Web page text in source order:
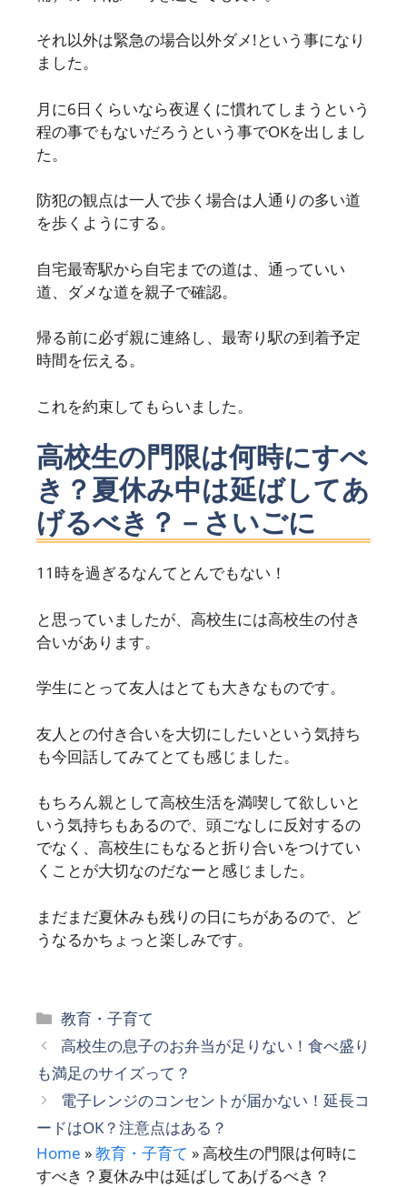
それ以外は緊急の場合以外ダメ!という事になり
ました。
月に6日くらいなら夜遅くに慣れてしまうという
程の事でもないだろうという事でOKを出しまし
た。
防犯の観点は一人で歩く場合は人通りの多い道
を歩くようにする。
自宅最寄駅から自宅までの道は、通っていい
道、ダメな道を親子で確認。
帰る前に必ず親に連絡し、最寄り駅の到着予定
時間を伝える。
これを約束してもらいました。
高校生の門限は何時にすべ
き？夏休み中は延ばしてあ
げるべき？－さいごに
11時を過ぎるなんてとんでもない！
と思っていましたが、高校生には高校生の付き
合いがあります。
学生にとって友人はとても大きなものです。
友人との付き合いを大切にしたいという気持ち
も今回話してみてとても感じました。
もちろん親として高校生活を満喫して欲しいと
いう気持ちもあるので、頭ごなしに反対するの
でなく、高校生にもなると折り合いをつけてい
くことが大切なのだなーと感じました。
まだまだ夏休みも残りの日にちがあるので、ど
うなるかちょっと楽しみです。
カ
テ
リ
ー
教育・子育て
高校生の息子のお弁当が足りない！食べ盛り
も満足のサイズって？
電子レンジのコンセントが届かない！延長コ
ードはOK？注意点はある？
Home »教育・子育て »高校生の門限は何時に
すべき？夏休み中は延ばしてあげるべき？